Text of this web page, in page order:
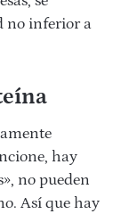
no inferior a
hay
no pueden
Así que hay